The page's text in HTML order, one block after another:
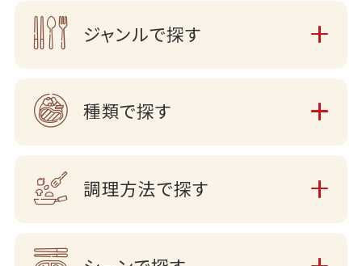
ジャンルで探す
種類で探す
調理方法で探す